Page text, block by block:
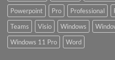
Powerpoint
Pro Professional
Teams
Visio Windows
Windows 11 Pro
Word